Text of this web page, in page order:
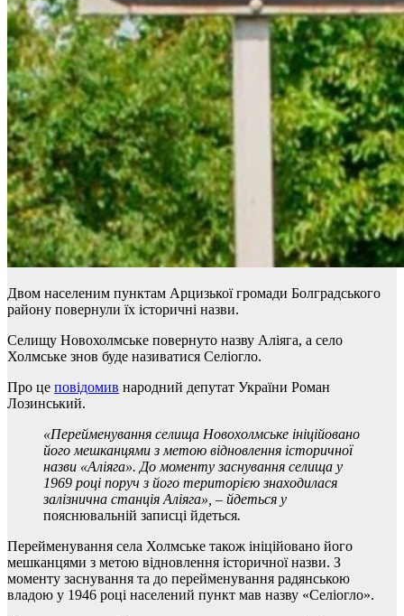
Двом населеним пунктам Арцизької громади Болградського
району повернули їх історичні назви.
Селищу Новохолмське повернуто назву Аліяга, а село
Холмське знов буде називатися Селіогло.
Про це повідомив народний депутат України Роман
Лозинський.
«Перейменування селища Новохолмське ініційовано
його мешканцями з метою відновлення історичної
назви «Аліяга». До моменту заснування селища у
1969 році поруч з його територією знаходилася
залізнична станція Аліяга», – йдеться у
пояснювальній записці йдеться.
Перейменування села Холмське також ініційовано його
мешканцями з метою відновлення історичної назви. З
моменту заснування та до перейменування радянською
владою у 1946 році населений пункт мав назву «Селіогло».